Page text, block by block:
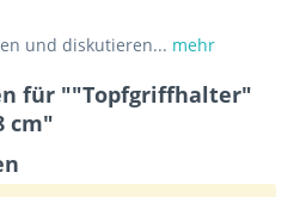
und diskutieren... mehr
für ""Topfgriffhalter"
cm"